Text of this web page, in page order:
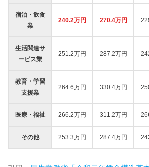
宿泊・飲食
業
240.2万円 270.4万円
生活関連サ
ービス業
251.2万円 287.2万円
教育・学習
支援業
264.6万円 330.4万円
医療・福祉 266.2万円 311.2万円
その他 253.3万円 287.4万円